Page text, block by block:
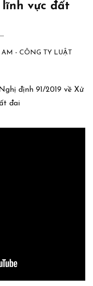
vực đất
- CÔNG TY LUẬT
định 91/2019 về Xử
chính trong lĩnh vực đất đai